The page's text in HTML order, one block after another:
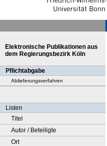
Elektronische Publikationen aus
dem Regierungsbezirk Köln
Pflichtabgabe
Ablieferungsverfahren
Listen
Titel
Autor / Beteiligte
Ort